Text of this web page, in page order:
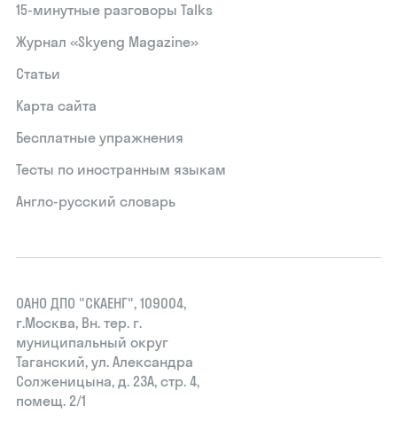
15‑минутные разговоры Talks
Журнал «Skyeng Magazine»
Статьи
Карта сайта
Бесплатные упражнения
Тесты по иностранным языкам
Англо-русский словарь
ОАНО ДПО "СКАЕНГ", 109004,
г.Москва, Вн. тер. г.
муниципальный округ
Таганский, ул. Александра
Солженицына, д. 23А, стр. 4,
помещ. 2/1